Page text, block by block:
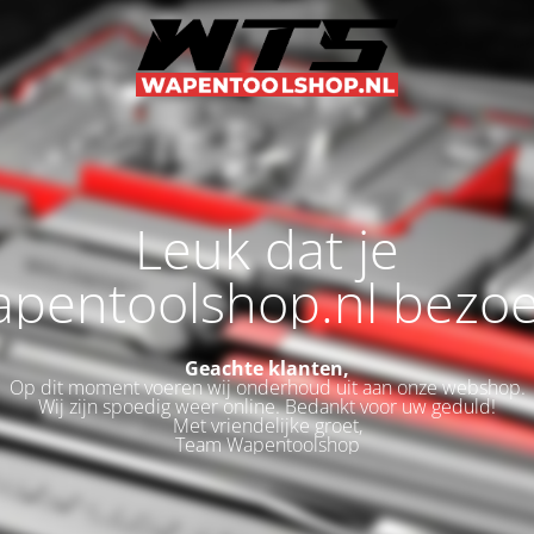
Leuk dat je
Geachte klanten,
Op dit moment voeren wij onderhoud uit aan onze webshop.
Wij zijn spoedig weer online. Bedankt voor uw geduld!
Met vriendelijke groet,
Team Wapentoolshop